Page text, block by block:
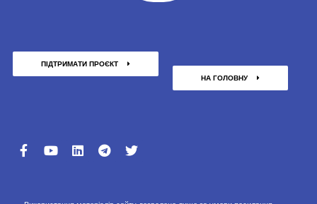
ПІДТРИМАТИ ПРОЄКТ
НА ГОЛОВНУ